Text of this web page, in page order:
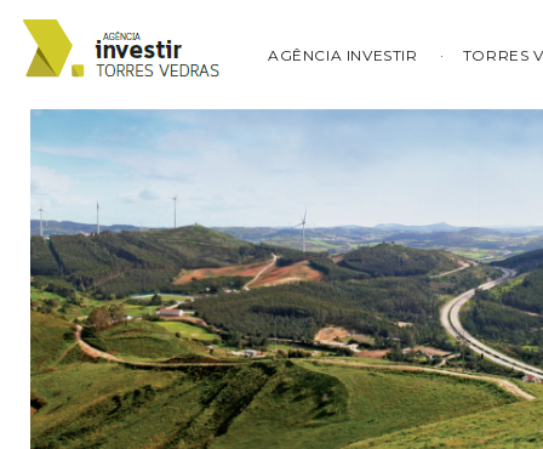
AGÊNCIA INVESTIR TORRES